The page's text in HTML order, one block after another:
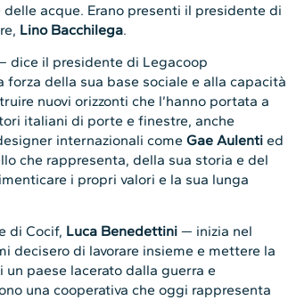
delle acque. Erano presenti il presidente di
Lino Bacchilega.
dice il presidente di Legacoop
forza della sua base sociale e alla capacità
nuovi orizzonti che l’hanno portata a
italiani di porte e finestre, anche
internazionali comeGae Aulenti ed
che rappresenta, della sua storia e del
i propri valori e la sua lunga
di Cocif, Luca Benedettini — inizia nel
decisero di lavorare insieme e mettere la
paese lacerato dalla guerra e
una cooperativa che oggi rappresenta